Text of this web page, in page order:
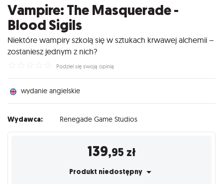
Vampire: The Masquerade -
Blood Sigils
Niektóre wampiry szkolą się w sztukach krwawej alchemii –
zostaniesz jednym z nich?
Podziel się swoją opinią
wydanie angielskie
Wydawca: Renegade Game Studios
139,95 zł
Produkt niedostępny